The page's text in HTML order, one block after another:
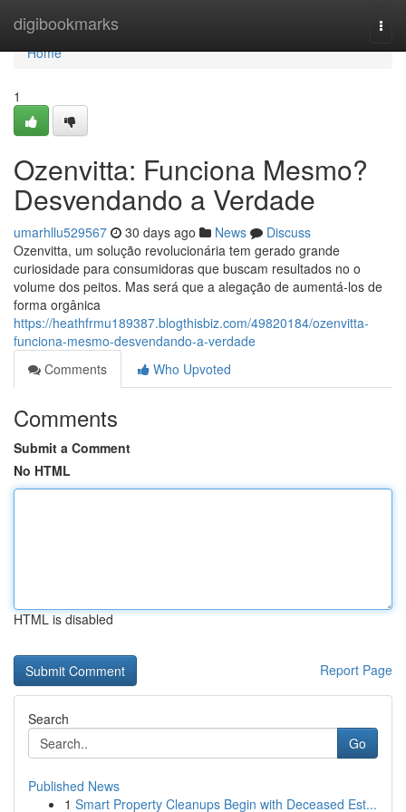
digibookmarks
Home
Home
1
Ozenvitta: Funciona Mesmo?
Desvendando a Verdade
umarhllu529567 30 days ago News
Discuss
Ozenvitta, um solução revolucionária tem gerado grande
curiosidade para consumidoras que buscam resultados no o
volume dos peitos. Mas será que a alegação de aumentá-los de
forma orgânica
https://heathfrmu189387.blogthisbiz.com/49820184/ozenvitta-
funciona-mesmo-desvendando-a-verdade
Comments
Who Upvoted
Comments
Submit a Comment
No HTML
HTML is disabled
Report Page
Search
Go
Published News
1 Smart Property Cleanups Begin with Deceased Est...